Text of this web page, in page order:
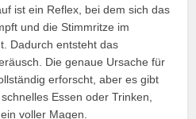
ist ein Reflex, bei dem sich das
und die Stimmritze im
Dadurch entsteht das
Die genaue Ursache für
erforscht, aber es gibt
Essen oder Trinken,
voller Magen.